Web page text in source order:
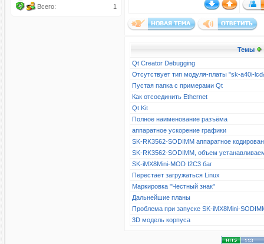
Всего:
1
Темы
Qt Creator Debugging
Отсутствует тип модуля-платы "sk-a40i-
Пустая папка с примерами Qt
Как отсоединить Ethernet
Qt Kit
Полное наименование разъёма
аппаратное ускорение графики
SK-RK3562-SODIMM аппаратное
SK-RK3562-SODIMM, объем
SK-iMX8Mini-MOD I2C3 баг
Перестает загружаться Linux
Маркировка "Честный знак"
Дальнейшие планы
Проблема при запуске SK-iMX8Mini-
3D модель корпуса